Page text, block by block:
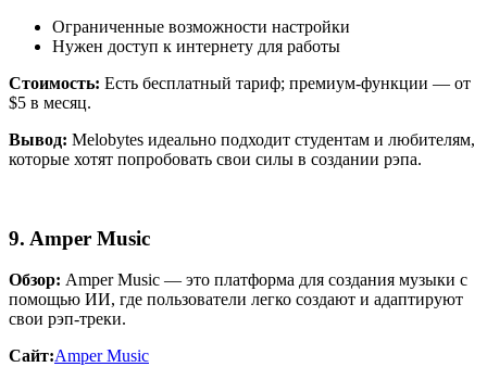
Ограниченные возможности настройки
Нужен доступ к интернету для работы
Стоимость: Есть бесплатный тариф; премиум-функции — от
$5 в месяц.
Вывод: Melobytes идеально подходит студентам и любителям,
которые хотят попробовать свои силы в создании рэпа.
9. Amper Music
Обзор: Amper Music — это платформа для создания музыки с
помощью ИИ, где пользователи легко создают и адаптируют
свои рэп-треки.
Сайт:Amper Music